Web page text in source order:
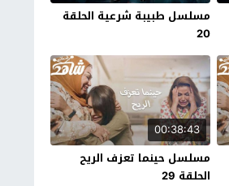
مسلسل طبيبة شرعية الحلقة
20
00:38:43
مسلسل حينما تعزف الريح
الحلقة 29